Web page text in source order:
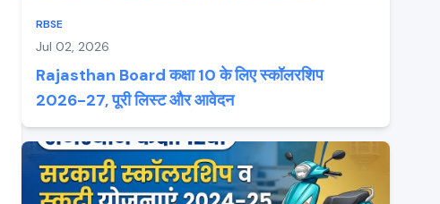
RBSE
Jul 02, 2026
Rajasthan Board कक्षा 10 के लिए स्कॉलरशिप
2026-27, पूरी लिस्ट और आवेदन